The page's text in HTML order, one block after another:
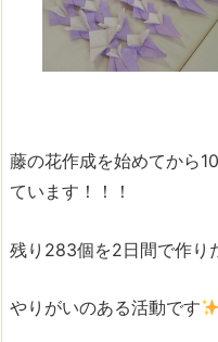
藤の花作成を始めてから
ています！！！
残り283個を2日間で作り
やりがいのある活動です